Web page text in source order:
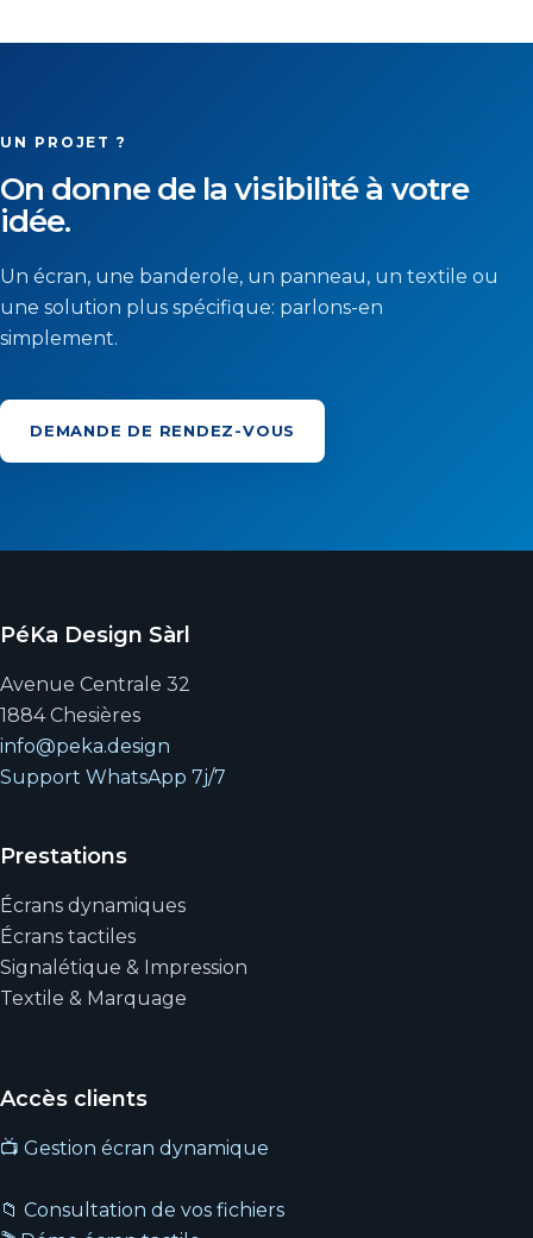
UN PROJET ?
On donne de la visibilité à votre
idée.
Un écran, une banderole, un panneau, un textile ou
une solution plus spécifique: parlons-en
simplement.
DEMANDE DE RENDEZ-VOUS
PéKa Design Sàrl
Avenue Centrale 32
1884 Chesières
info@peka.design
Support WhatsApp 7j/7
Prestations
Écrans dynamiques
Écrans tactiles
Signalétique & Impression
Textile & Marquage
Accès clients
📺 Gestion écran dynamique
📁 Consultation de vos fichiers